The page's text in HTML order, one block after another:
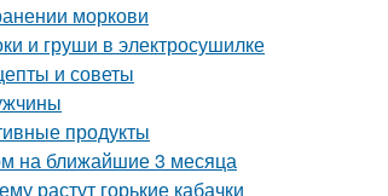
моркови
и груши в электросушилке
и советы
продукты
на ближайшие 3 месяца
растут горькие кабачки